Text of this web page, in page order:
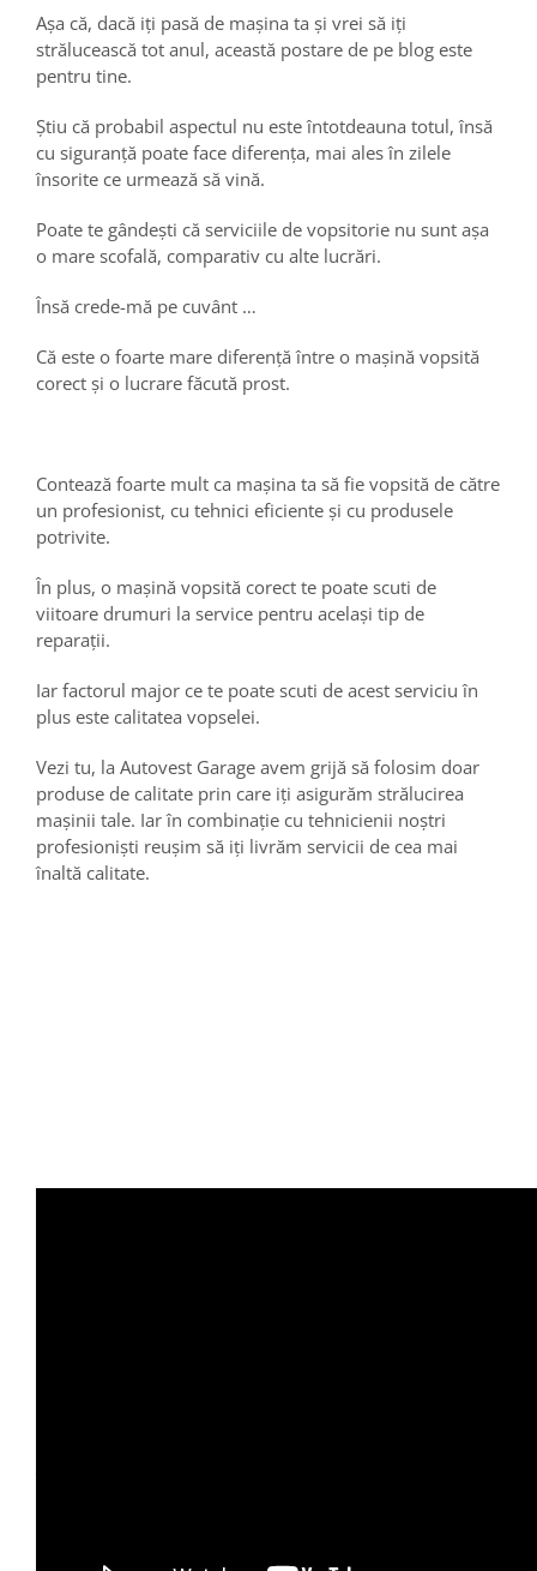
Așa că, dacă iți pasă de mașina ta și vrei să iți
strălucească tot anul, această postare de pe blog este
pentru tine.
Știu că probabil aspectul nu este întotdeauna totul, însă
cu siguranță poate face diferența, mai ales în zilele
însorite ce urmează să vină.
Poate te gândești că serviciile de vopsitorie nu sunt așa
o mare scofală, comparativ cu alte lucrări.
Însă crede-mă pe cuvânt …
Că este o foarte mare diferență între o mașină vopsită
corect și o lucrare făcută prost.
Contează foarte mult ca mașina ta să fie vopsită de către
un profesionist, cu tehnici eficiente și cu produsele
potrivite.
În plus, o mașină vopsită corect te poate scuti de
viitoare drumuri la service pentru același tip de
reparații.
Iar factorul major ce te poate scuti de acest serviciu în
plus este calitatea vopselei.
Vezi tu, la Autovest Garage avem grijă să folosim doar
produse de calitate prin care iți asigurăm strălucirea
mașinii tale. Iar în combinație cu tehnicienii noștri
profesioniști reușim să iți livrăm servicii de cea mai
înaltă calitate.